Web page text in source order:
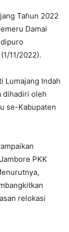
Tahun 2022
Damai
11/2022).
Lumajang Indah
dihadiri oleh
se-Kabupaten
PKK
relokasi